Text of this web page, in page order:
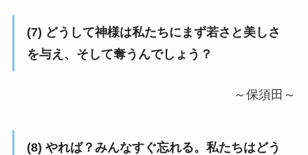
(7) どうして神様は私たちにまず若さと美しさ
を与え、そして奪うんでしょう？
～保須田～
(8) やれば？みんなすぐ忘れる。私たちはどう